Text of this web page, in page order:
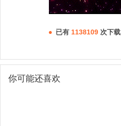
已有 1138109 次下载
你可能还喜欢